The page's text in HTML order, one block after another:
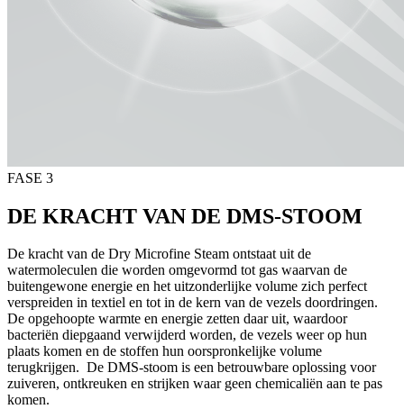
FASE 3
DE KRACHT VAN DE DMS-STOOM
De kracht van de Dry Microfine Steam ontstaat uit de
watermoleculen die worden omgevormd tot gas waarvan de
buitengewone energie en het uitzonderlijke volume zich perfect
verspreiden in textiel en tot in de kern van de vezels doordringen.
De opgehoopte warmte en energie zetten daar uit, waardoor
bacteriën diepgaand verwijderd worden, de vezels weer op hun
plaats komen en de stoffen hun oorspronkelijke volume
terugkrijgen. De DMS-stoom is een betrouwbare oplossing voor
zuiveren, ontkreuken en strijken waar geen chemicaliën aan te pas
komen.